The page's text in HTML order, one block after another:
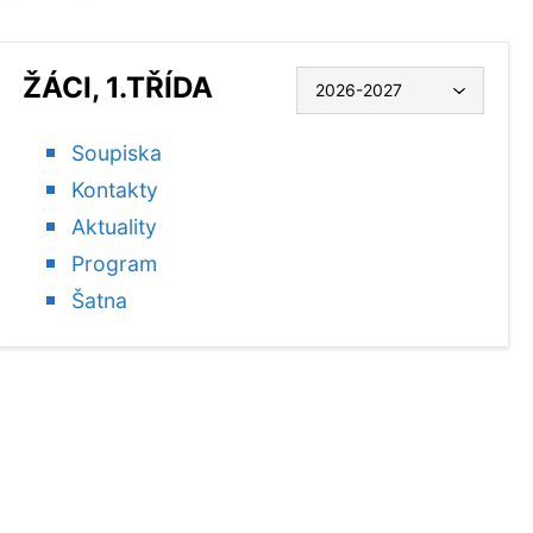
ŽÁCI, 1.TŘÍDA
Soupiska
Kontakty
Aktuality
Program
Šatna